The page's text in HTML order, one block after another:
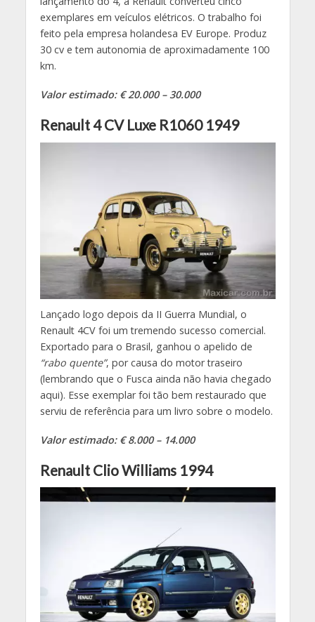
exemplares em veículos elétricos. O trabalho foi
feito pela empresa holandesa EV Europe. Produz
30 cv e tem autonomia de aproximadamente 100
km.
Valor estimado: € 20.000 – 30.000
Renault 4 CV Luxe R1060 1949
Lançado logo depois da II Guerra Mundial, o
Renault 4CV foi um tremendo sucesso comercial.
Exportado para o Brasil, ganhou o apelido de
“rabo quente”, por causa do motor traseiro
(lembrando que o Fusca ainda não havia chegado
aqui). Esse exemplar foi tão bem restaurado que
serviu de referência para um livro sobre o modelo.
Valor estimado: € 8.000 – 14.000
Renault Clio Williams 1994